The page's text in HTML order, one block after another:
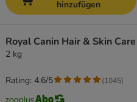
hinzufügen
Royal Canin Hair & Skin Care
2 kg
Rating: 4.6/5 (1045)